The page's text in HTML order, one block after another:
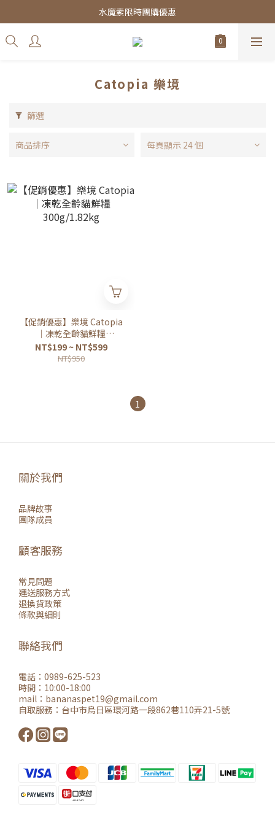
皇家飼料75折餐包$38起
水魔素限時團購優惠
皇家飼料75折餐包$38起
Catopia 樂境
篩選
商品排序 每頁顯示 24 個
【促銷優惠】樂境 Catopia
｜凍乾全齡貓鮮糧
300g/1.82kg
NT$199 ~ NT$599
NT$950
1
關於我們
品牌故事
團隊成員
顧客服務
常見問題
運送服務方式
退換貨政策
條款與細則
聯絡我們
電話：0989-625-523
時間：10:00-18:00
mail： bananaspet19@gmail.com
自取服務： 台中市烏日區環河路一段862巷110弄21-5號